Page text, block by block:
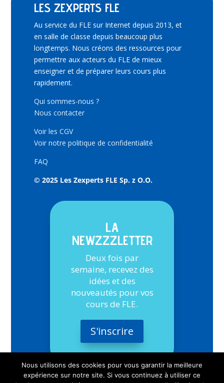
LES ZEXPERTS FLE
Au service du FLE sur Internet depuis 2013, et
en salle de classe depuis beaucoup plus
longtemps. Nous créons des ressources pour
permettre aux acteurs du FLE de mieux
enseigner et de préparer leurs cours plus
rapidement.
Qui sommes-nous ?
Nous contacter
Voir les CGV
Voir notre politique de confidentialité
FAQ
© 2025 Les Zexperts FLE Sp. z O.O.
LA
NEWZZZLETTER
Deux fois par
semaine, recevez des
idées et des
nouveautés pour vos
cours de FLE.
S'inscrire
Nous utilisons des cookies pour vous garantir la meilleure
expérience sur notre site. Si vous continuez à utiliser ce